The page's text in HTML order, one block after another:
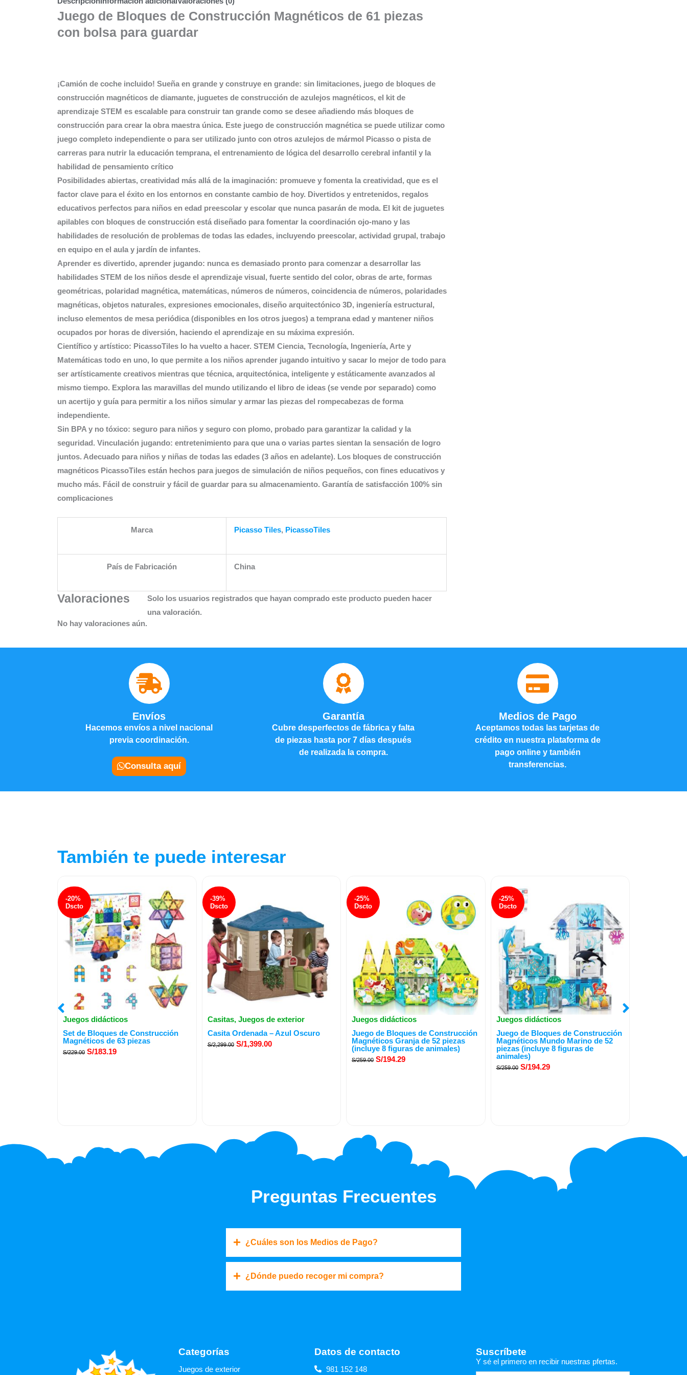
Juego de Bloques de Construcción Magnéticos de 61 piezas
con bolsa para guardar
¡Camión de coche incluido! Sueña en grande y construye en grande: sin limitaciones, juego de bloques de
construcción magnéticos de diamante, juguetes de construcción de azulejos magnéticos, el kit de
aprendizaje STEM es escalable para construir tan grande como se desee añadiendo más bloques de
construcción para crear la obra maestra única. Este juego de construcción magnética se puede utilizar como
juego completo independiente o para ser utilizado junto con otros azulejos de mármol Picasso o pista de
carreras para nutrir la educación temprana, el entrenamiento de lógica del desarrollo cerebral infantil y la
habilidad de pensamiento crítico
Posibilidades abiertas, creatividad más allá de la imaginación: promueve y fomenta la creatividad, que es el
factor clave para el éxito en los entornos en constante cambio de hoy. Divertidos y entretenidos, regalos
educativos perfectos para niños en edad preescolar y escolar que nunca pasarán de moda. El kit de juguetes
apilables con bloques de construcción está diseñado para fomentar la coordinación ojo-mano y las
habilidades de resolución de problemas de todas las edades, incluyendo preescolar, actividad grupal, trabajo
en equipo en el aula y jardín de infantes.
Aprender es divertido, aprender jugando: nunca es demasiado pronto para comenzar a desarrollar las
habilidades STEM de los niños desde el aprendizaje visual, fuerte sentido del color, obras de arte, formas
geométricas, polaridad magnética, matemáticas, números de números, coincidencia de números, polaridades
magnéticas, objetos naturales, expresiones emocionales, diseño arquitectónico 3D, ingeniería estructural,
incluso elementos de mesa periódica (disponibles en los otros juegos) a temprana edad y mantener niños
ocupados por horas de diversión, haciendo el aprendizaje en su máxima expresión.
Científico y artístico: PicassoTiles lo ha vuelto a hacer. STEM Ciencia, Tecnología, Ingeniería, Arte y
Matemáticas todo en uno, lo que permite a los niños aprender jugando intuitivo y sacar lo mejor de todo para
ser artísticamente creativos mientras que técnica, arquitectónica, inteligente y estáticamente avanzados al
mismo tiempo. Explora las maravillas del mundo utilizando el libro de ideas (se vende por separado) como
un acertijo y guía para permitir a los niños simular y armar las piezas del rompecabezas de forma
independiente.
Sin BPA y no tóxico: seguro para niños y seguro con plomo, probado para garantizar la calidad y la
seguridad. Vinculación jugando: entretenimiento para que una o varias partes sientan la sensación de logro
juntos. Adecuado para niños y niñas de todas las edades (3 años en adelante). Los bloques de construcción
magnéticos PicassoTiles están hechos para juegos de simulación de niños pequeños, con fines educativos y
mucho más. Fácil de construir y fácil de guardar para su almacenamiento. Garantía de satisfacción 100% sin
complicaciones
Marca Picasso Tiles, PicassoTiles
País de Fabricación China
Valoraciones
No hay valoraciones aún.
Solo los usuarios registrados que hayan comprado este producto pueden hacer
una valoración.
Envíos
Hacemos envíos a nivel nacional
previa coordinación.
Consulta aquí
Garantía
Cubre desperfectos de fábrica y falta
de piezas hasta por 7 días después
de realizada la compra.
Medios de Pago
Aceptamos todas las tarjetas de
crédito en nuestra plataforma de
pago online y también
transferencias.
También te puede interesar
-20%
Dscto
Juegos didácticos
Set de Bloques de Construcción
Magnéticos de 63 piezas
S/229.00
El
precio
original
S/183.19
El
precio
actual
-39%
Dscto
Casitas, Juegos de exterior
Casita Ordenada – Azul Oscuro
S/2,299.00
El
precio
original
S/1,399.00
El
precio
actual
-25%
Dscto
Juegos didácticos
Juego de Bloques de Construcción
Magnéticos Granja de 52 piezas
(incluye 8 figuras de animales)
S/259.00
El
precio
original
era:
S/194.29
El
precio
actual
es:
-25%
Dscto
Juegos didácticos
Juego de Bloques de Construcción
Magnéticos Mundo Marino de 52
piezas (incluye 8 figuras de
animales)
S/259.00
El
precio
original
era:
S/194.29
El
precio
actual
es:
Preguntas Frecuentes
¿Cuáles son los Medios de Pago?
¿Dónde puedo recoger mi compra?
Categorías
Juegos de exterior
Datos de contacto
981 152 148
Suscríbete
Y sé el primero en recibir nuestras pfertas.